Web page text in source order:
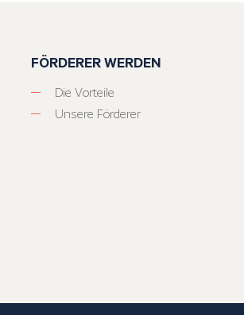
FÖRDERER WERDEN
Die Vorteile
Unsere Förderer